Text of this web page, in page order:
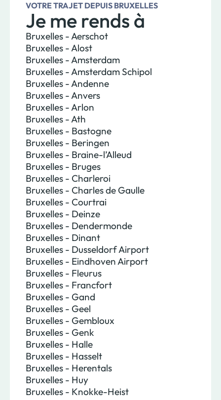
VOTRE TRAJET DEPUIS BRUXELLES
Je me rends à
Bruxelles - Aerschot
Bruxelles - Alost
Bruxelles - Amsterdam
Bruxelles - Amsterdam Schipol
Bruxelles - Andenne
Bruxelles - Anvers
Bruxelles - Arlon
Bruxelles - Ath
Bruxelles - Bastogne
Bruxelles - Beringen
Bruxelles - Braine-l’Alleud
Bruxelles - Bruges
Bruxelles - Charleroi
Bruxelles - Charles de Gaulle
Bruxelles - Courtrai
Bruxelles - Deinze
Bruxelles - Dendermonde
Bruxelles - Dinant
Bruxelles - Dusseldorf Airport
Bruxelles - Eindhoven Airport
Bruxelles - Fleurus
Bruxelles - Francfort
Bruxelles - Gand
Bruxelles - Geel
Bruxelles - Gembloux
Bruxelles - Genk
Bruxelles - Halle
Bruxelles - Hasselt
Bruxelles - Herentals
Bruxelles - Huy
Bruxelles - Knokke-Heist